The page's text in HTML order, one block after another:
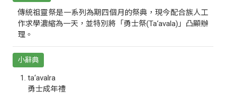
傳統祖靈祭是一系列為期四個月的祭典，現今配合族人工
作求學濃縮為一天，並特別將「勇士祭(Ta‘avala)」凸顯辦
理。
小辭典
ta‘avalra
勇士成年禮